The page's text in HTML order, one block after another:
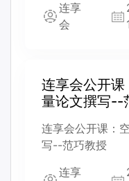
连享
会
连享会公开
量论文撰写--
连享会公开课：
写--范巧教授
连享